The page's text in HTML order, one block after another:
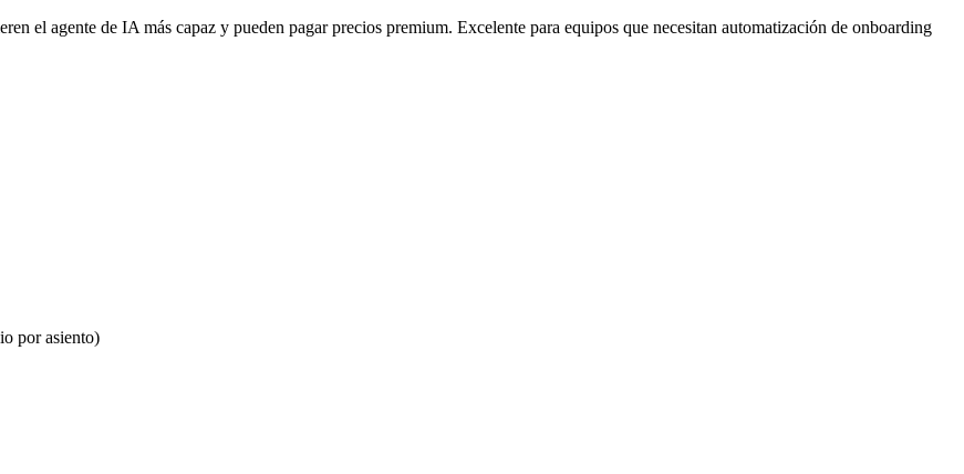
el agente de IA más capaz y pueden pagar precios premium. Excelente para equipos que necesitan automatización de onboarding
por asiento)